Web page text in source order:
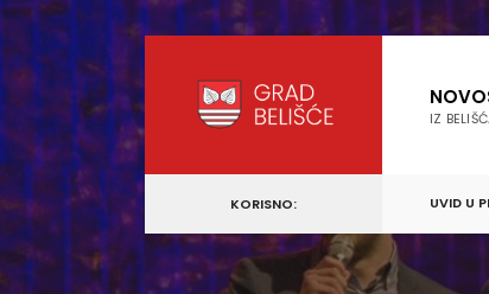
content
content
IZ
KORISNO: UVID U